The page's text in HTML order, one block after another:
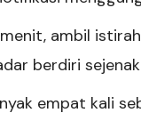
ambil
berdiri
empat kali